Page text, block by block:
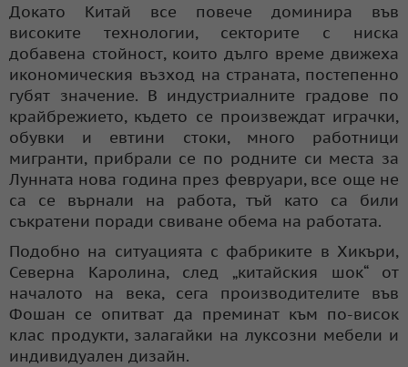
Докато Китай все повече доминира във
високите технологии, секторите с ниска
добавена стойност, които дълго време движеха
икономическия възход на страната, постепенно
губят значение. В индустриалните градове по
крайбрежието, където се произвеждат играчки,
обувки и евтини стоки, много работници
мигранти, прибрали се по родните си места за
Лунната нова година през февруари, все още не
са се върнали на работа, тъй като са били
съкратени поради свиване обема на работата.
Подобно на ситуацията с фабриките в Хикъри,
Северна Каролина, след „китайския шок“ от
началото на века, сега производителите във
Фошан се опитват да преминат към по-висок
клас продукти, залагайки на луксозни мебели и
индивидуален дизайн.